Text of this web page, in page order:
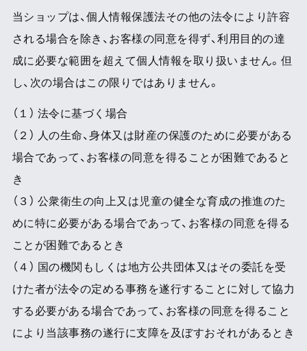
当ショップは、個人情報保護法その他の法令により許容
される場合を除き、お客様の同意を得ず、利用目的の達
成に必要な範囲を超えて個人情報を取り扱いません。但
し、次の場合はこの限りではありません。
（１） 法令に基づく場合
（２） 人の生命、身体又は財産の保護のために必要がある
場合であって、お客様の同意を得ることが困難であると
き
（３） 公衆衛生の向上又は児童の健全な育成の推進のた
めに特に必要がある場合であって、お客様の同意を得る
ことが困難であるとき
（４） 国の機関もしくは地方公共団体又はその委託を受
けた者が法令の定める事務を遂行することに対して協力
する必要がある場合であって、お客様の同意を得ること
により当該事務の遂行に支障を及ぼすおそれがあるとき